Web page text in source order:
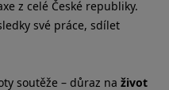
z celé České republiky.
své práce, sdílet
soutěže – důraz na život